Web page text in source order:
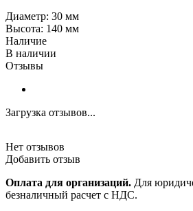
Диаметр: 30 мм
Высота: 140 мм
Наличие
В наличии
Отзывы
Загрузка отзывов...
Нет отзывов
Добавить отзыв
Оплата для организаций. Для
безналичный расчет с НДС.